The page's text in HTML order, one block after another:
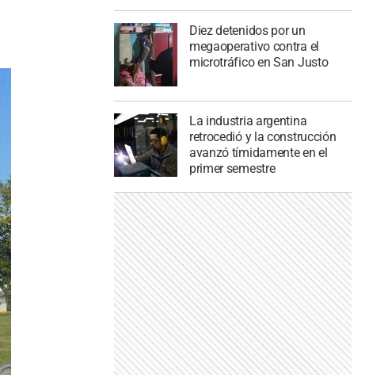
Diez detenidos por un
megaoperativo contra el
microtráfico en San Justo
La industria argentina
retrocedió y la construcción
avanzó tímidamente en el
primer semestre